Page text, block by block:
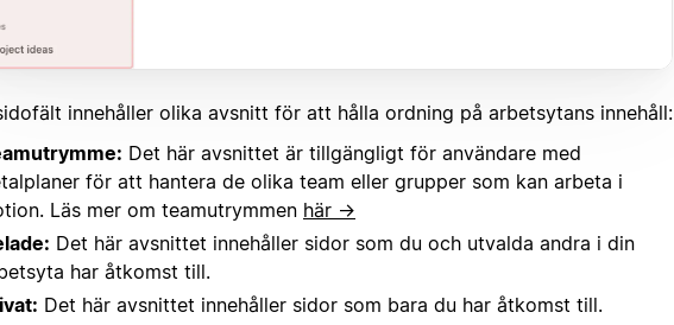
innehåller olika avsnitt för att hålla ordning på arbetsytans innehåll:
Det här avsnittet är tillgängligt för användare med
för att hantera de olika team eller grupper som kan arbeta i
Läs mer om teamutrymmen här →
Det här avsnittet innehåller sidor som du och utvalda andra i din
har åtkomst till.
Det här avsnittet innehåller sidor som bara du har åtkomst till.